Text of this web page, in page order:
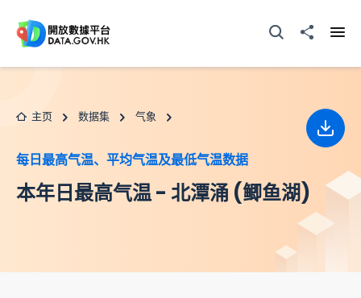
打开搜寻器分享至
主页 数据集 气象
每日最高气温、平均气温及最低气温数据
本年日最高气温 - 北潭涌 (鲫鱼湖)
下载